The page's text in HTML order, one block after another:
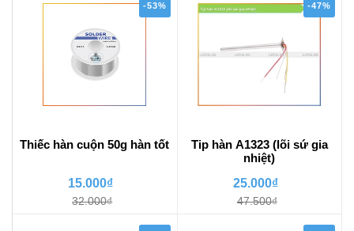
-53%
Thiếc hàn cuộn 50g hàn tốt
15.000₫
32.000₫
-47%
Tip hàn A1323 (lõi sứ gia
nhiệt)
25.000₫
47.500₫